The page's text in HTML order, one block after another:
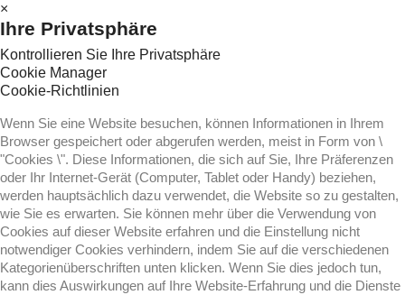
×
Ihre Privatsphäre
Kontrollieren Sie Ihre Privatsphäre
Cookie Manager
Cookie-Richtlinien
Wenn Sie eine Website besuchen, können Informationen in Ihrem
Browser gespeichert oder abgerufen werden, meist in Form von \
"Cookies \". Diese Informationen, die sich auf Sie, Ihre Präferenzen
oder Ihr Internet-Gerät (Computer, Tablet oder Handy) beziehen,
werden hauptsächlich dazu verwendet, die Website so zu gestalten,
wie Sie es erwarten. Sie können mehr über die Verwendung von
Cookies auf dieser Website erfahren und die Einstellung nicht
notwendiger Cookies verhindern, indem Sie auf die verschiedenen
Kategorienüberschriften unten klicken. Wenn Sie dies jedoch tun,
kann dies Auswirkungen auf Ihre Website-Erfahrung und die Dienste